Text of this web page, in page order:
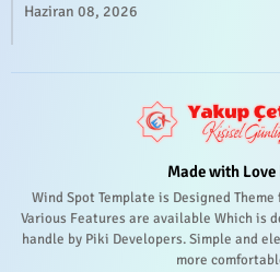
Haziran 08, 2026
Made with Love
Wind Spot Template is Designed
Various Features are available Which is
handle by Piki Developers. Simple and
more